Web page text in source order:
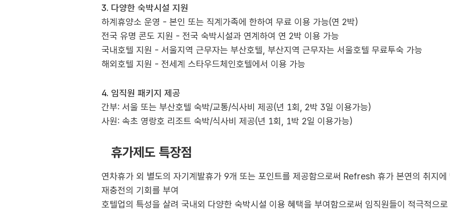
3. 다양한 숙박시설 지원
하계휴양소 운영 - 본인 또는 직계가족에 한하여 무료 이용 가능(연 2박)
전국 유명 콘도 지원 - 전국 숙박시설과 연계하여 연 2박 이용 가능
국내호텔 지원 - 서울지역 근무자는 부산호텔, 부산지역 근무자는 서울호텔 무료투숙 가능
해외호텔 지원 - 전세계 스타우드체인호텔에서 이용 가능
4. 임직원 패키지 제공
간부: 서울 또는 부산호텔 숙박/교통/식사비 제공(년 1회, 2박 3일 이용가능)
사원: 속초 영랑호 리조트 숙박/식사비 제공(년 1회, 1박 2일 이용가능)
휴가제도 특장점
연차휴가 외 별도의 자기계발휴가 9개 또는 포인트를 제공함으로써 Refresh 휴가 본연의 취지
재충전의 기회를 부여
호텔업의 특성을 살려 국내외 다양한 숙박시설 이용 혜택을 부여함으로써 임직원들이 적극적으